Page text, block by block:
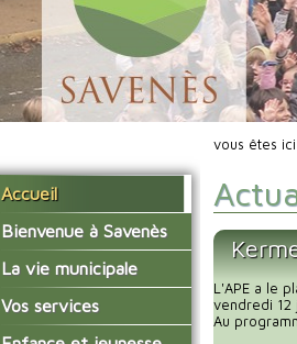
Accueil
Bienvenue à Savenès
Situer Savenès
Savenès en chiffre
L'histoire du village
La vie municipale
Vos élus
Les compte-rendus du
Vos services
La mairie
vous êtes
L'APE a le
vendredi 12
Au